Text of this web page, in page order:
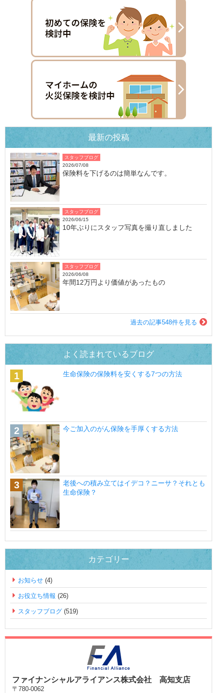
最新の投稿
スタッフブログ
2026/07/08
保険料を下げるのは簡単なんです。
スタッフブログ
2026/06/15
10年ぶりにスタッフ写真を撮り直しました
スタッフブログ
2026/06/08
年間12万円より価値があったもの
過去の記事548件を見る
よく読まれているブログ
生命保険の保険料を安くする7つの方法
今ご加入のがん保険を手厚くする方法
老後への積み立てはイデコ？ニーサ？それとも
生命保険？
カテゴリー
お知らせ (4)
お役立ち情報 (26)
スタッフブログ (519)
ファイナンシャルアライアンス株式会社 高知支店
〒780-0062